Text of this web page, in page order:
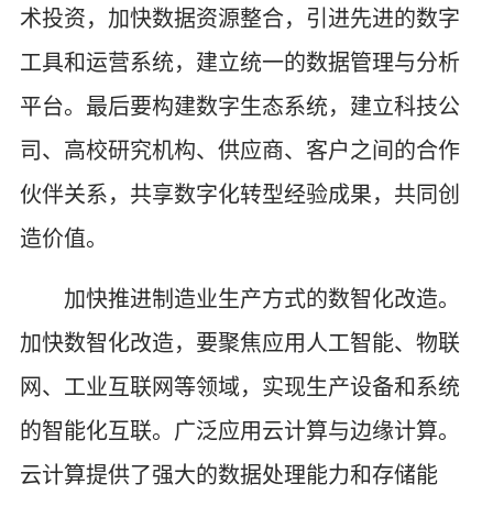
术投资，加快数据资源整合，引进先进的数字
工具和运营系统，建立统一的数据管理与分析
平台。最后要构建数字生态系统，建立科技公
司、高校研究机构、供应商、客户之间的合作
伙伴关系，共享数字化转型经验成果，共同创
造价值。
加快推进制造业生产方式的数智化改造。
加快数智化改造，要聚焦应用人工智能、物联
网、工业互联网等领域，实现生产设备和系统
的智能化互联。广泛应用云计算与边缘计算。
云计算提供了强大的数据处理能力和存储能